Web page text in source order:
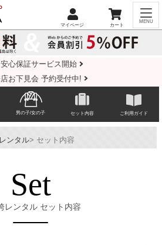
心保証サービス開始
お下見会 予約受付中!
男の子/女の子 セット内容 ご利用ガイド
ンタル> セット内容
Set
レンタル セット内容